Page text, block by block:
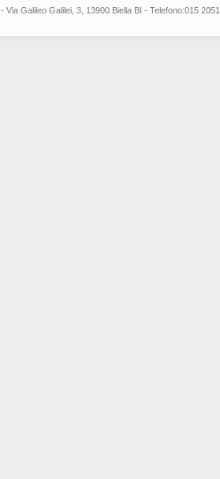
- Via Galileo Galilei, 3, 13900 Biella BI - Telefono:015